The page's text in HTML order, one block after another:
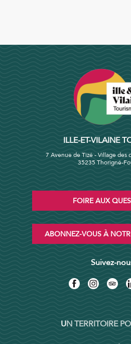
ILLE-ET-VILAINE
7 Avenue de Tizé - Village des
35235 Thorigné-
FOIRE AUX
ABONNEZ-VOUS À
Suivez-
UN TERRITOIRE